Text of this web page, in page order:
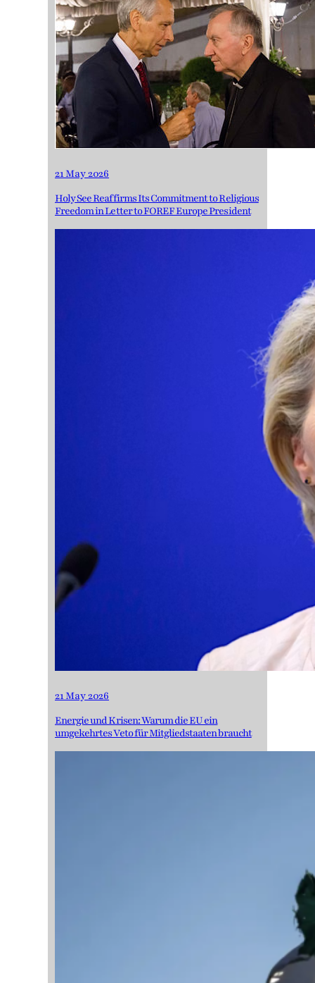
21 May 2026
Holy See Reaffirms Its Commitment to Religious
Freedom in Letter to FOREF Europe President
21 May 2026
Energie und Krisen: Warum die EU ein
umgekehrtes Veto für Mitgliedstaaten braucht